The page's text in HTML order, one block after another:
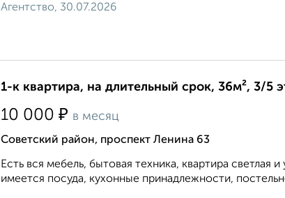
Агентство, 30.07.2026
1-к квартира, на длительный срок, 36м², 3/5
10 000 ₽ в месяц
Советский район, проспект Ленина 63
Есть вся мебель, бытовая техника, квартира
имеется посуда, кухонные принадлежности,